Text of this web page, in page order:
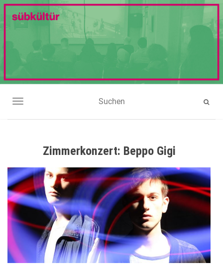
NAVIGATION UMSCHALTEN
Zimmerkonzert: Beppo Gigi